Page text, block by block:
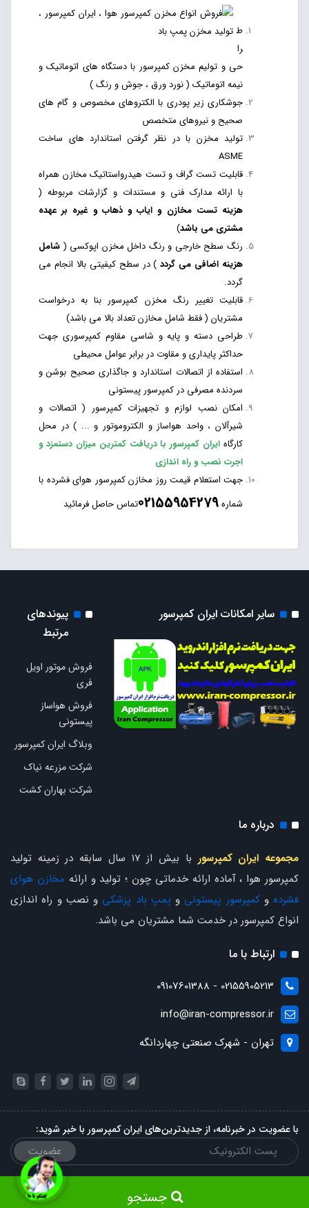
ط
را
حی و تولیم مخزن کمپرسور با دستگاه های اتوماتیک و
نیمه اتوماتیک ( نورد ورق ، جوش و رنگ )
جوشکاری زیر پودری با الکتروهای مخصوص و گام های
صحیح و نیروهای متخصص
تولید مخزن با در نظر گرفتن استاندارد های ساخت
ASME
قابلیت تست گراف و تست هیدرواستاتیک مخازن همراه
با ارائه مدارک فنی و مستندات و گزارشات مربوطه (
هزینه تست مخازن و ایاب و ذهاب و غیره بر عهده
مشتری می باشد)
رنگ سطح خارجی و رنگ داخل مخزن اپوکسی ( شامل
هزینه اضافی می گردد) در سطح کیفیتی بالا انجام می
گردد.
قابلیت تغییر رنگ مخزن کمپرسور بنا به درخواست
مشتریان ( فقط شامل مخازن تعداد بالا می باشد)
طراحی دسته و پایه و شاسی مقاوم کمپرسوری جهت
حداکثر پایداری و مقاوت در برابر عوامل محیطی
استفاده از اتصالات استاندارد و جاگذاری صحیح بوشن و
سردنده مصرفی در کمپرسور پیستونی
امکان نصب لوازم و تجهیزات کمپرسور ( اتصالات و
شیرآلان ، واحد هواساز و الکتروموتور و ... ) در محل
کارگاه ایران کمپرسور با دریافت کمترین میزان دستمزد و
اجرت نصب و راه اندازی
جهت استعلام قیمت روز مخازن کمپرسور هوای فشرده با
شماره02155954279تماس حاصل فرمائید
جستجو
سایر امکانات ایران کمپرسور
پیوندهای
مرتبط
فروش موتور اویل
فری
فروش هواساز
پیستونی
وبلاگ ایران کمپرسور
شرکت مزرعه نیاک
شرکت بهاران کشت
درباره ما
مجموعه ایران کمپرسور
با بیش از 17 سال سابقه در زمینه تولید
کمپرسور هوا ، آماده ارائه خدماتی چون ؛ تولید و ارائه مخازن هوای
فشرده وکمپرسور پیستونی و پمپ باد پزشکی و نصب و راه اندازی
انواع کمپرسور در خدمت شما مشتریان می باشد.
ارتباط با ما
02155905213 - 09107601388
info@iran-compressor.ir
تهران - شهرک صنعتی چهاردانگه
با عضویت در خبرنامه، از جدیدترین‌های ایران کمپرسور با خبر شوید:
عضویت